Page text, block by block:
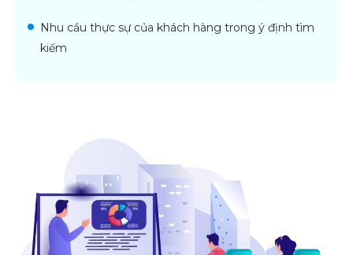
Nhu cầu thực sự của khách hàng trong ý định tìm
kiếm